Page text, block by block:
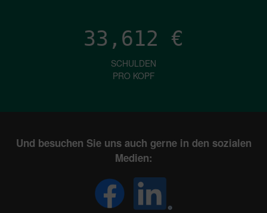
33,612 €
SCHULDEN
PRO KOPF
Und besuchen Sie uns auch gerne in den sozialen
Medien: